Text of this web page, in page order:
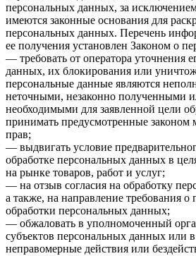
персональных данных, за исключением
имеются законные основания для
персональных данных. Перечень
ее получения установлен Законом о
— требовать от оператора уточнения
данных, их блокирования или
персональные данные являются
неточными, незаконно полученными
необходимыми для заявленной цели
принимать предусмотренные законом
прав;
— выдвигать условие
обработке персональных данных в
на рынке товаров, работ и услуг;
— на отзыв согласия на обработку
а также, на направление требования о
обработки персональных данных;
— обжаловать в уполномоченный
субъектов персональных данных или
неправомерные действия или